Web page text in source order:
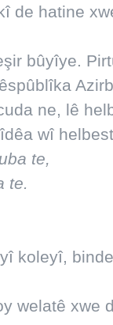
de hatine
bûyîye.
ne, lê
wî
te,
te.
koleyî,
welatê